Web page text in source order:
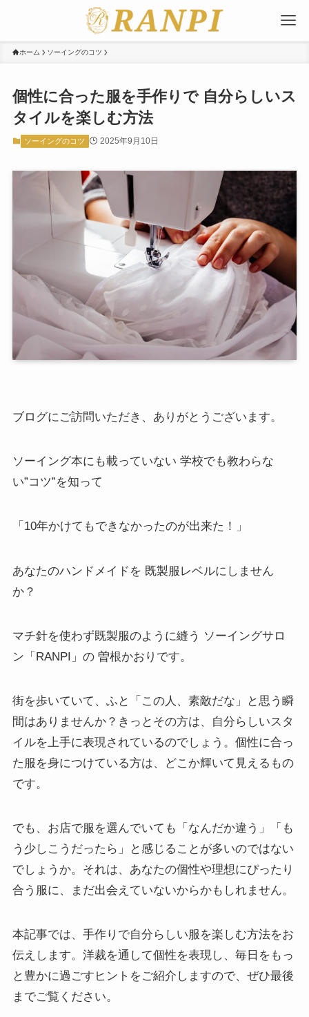
ホーム ソーイングのコツ
個性に合った服を手作りで 自分らしいス
タイルを楽しむ方法
ソーイングのコツ 2025年9月10日
ブログにご訪問いただき、ありがとうございます。
ソーイング本にも載っていない 学校でも教わらな
い”コツ”を知って
「10年かけてもできなかったのが出来た！」
あなたのハンドメイドを 既製服レベルにしません
か？
マチ針を使わず既製服のように縫う ソーイングサロ
ン「RANPI」の 曽根かおりです。
街を歩いていて、ふと「この人、素敵だな」と思う瞬
間はありませんか？きっとその方は、自分らしいスタ
イルを上手に表現されているのでしょう。個性に合っ
た服を身につけている方は、どこか輝いて見えるもの
です。
でも、お店で服を選んでいても「なんだか違う」「も
う少しこうだったら」と感じることが多いのではない
でしょうか。それは、あなたの個性や理想にぴったり
合う服に、まだ出会えていないからかもしれません。
本記事では、手作りで自分らしい服を楽しむ方法をお
伝えします。洋裁を通して個性を表現し、毎日をもっ
と豊かに過ごすヒントをご紹介しますので、ぜひ最後
までご覧ください。